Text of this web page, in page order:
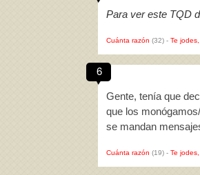
Para ver este TQD
Cuánta razón (32) - Te
6
Gente, tenía que
que los
se mandan
Cuánta razón (19) - Te